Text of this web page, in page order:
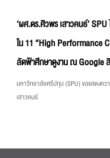
‘ผศ.ดร.ศิวพร เสาวคนธ์’ SPU
ใน 11 “High Performance
ลัดฟ้าศึกษาดูงาน ณ Google
มหาวิทยาลัยศรีปทุม (SPU) ขอแสดงค
เสาวคนธ์